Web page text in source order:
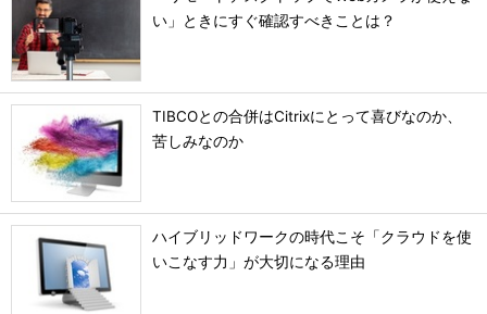
い」ときにすぐ確認すべきことは？
TIBCOとの合併はCitrixにとって喜びなのか、
苦しみなのか
ハイブリッドワークの時代こそ「クラウドを使
いこなす力」が大切になる理由